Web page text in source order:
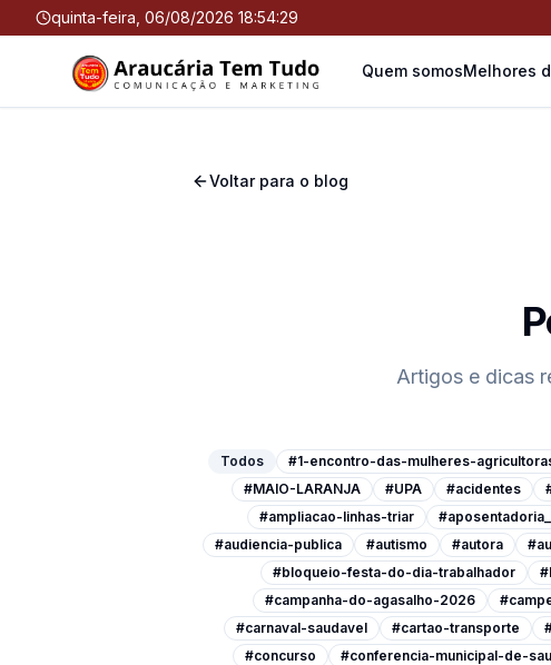
quinta-feira, 06/08/2026 18:54:29
Quem somosMelhores
Voltar para o blog
Artigos e dicas
Todos #1-encontro-das-mulheres-
#MAIO-LARANJA
#UPA #acidentes
#ampliacao-linhas-triar
#audiencia-publica
#autismo #autora
#bloqueio-festa-do-dia-trabalhador
#campanha-do-agasalho-2026
#carnaval-saudavel
#cartao-transporte
#concurso
#conferencia-municipal-de-